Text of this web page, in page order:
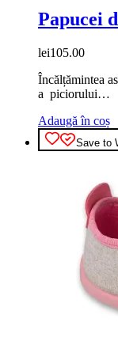
Papucei
lei105.00
Încălțămintea
a piciorului…
Adaugă în coș
Save to